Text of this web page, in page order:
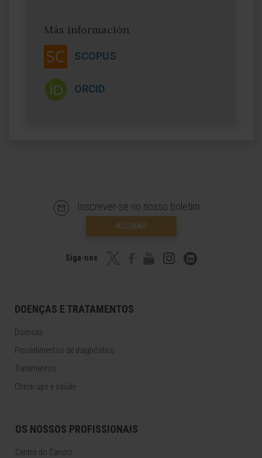
Más información
SCOPUS
ORCID
Inscrever-se no nosso boletim
ASSINAR
Siga-nos
DOENÇAS E TRATAMENTOS
Doenças
Procedimentos de diagnóstico
Tratamentos
Check-ups e saúde
OS NOSSOS PROFISSIONAIS
Centro do Cancro